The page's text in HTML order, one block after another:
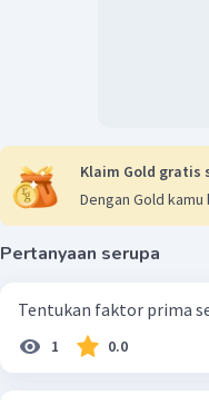
Klaim Gold gratis
Dengan Gold
Pertanyaan serupa
Tentukan faktor prima
1 0.0